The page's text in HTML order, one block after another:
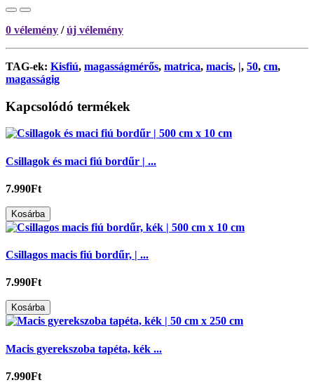
0 vélemény /új vélemény
TAG-ek: Kisfiú, magasságmérős, matrica, macis, |, 50, cm,
magasságig
Kapcsolódó termékek
Csillagok és maci fiú bordűr | ...
7.990Ft
Kosárba
Csillagos macis fiú bordűr, | ...
7.990Ft
Kosárba
Macis gyerekszoba tapéta, kék ...
7.990Ft